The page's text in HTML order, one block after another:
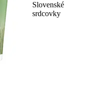
Slovenské
srdcovky